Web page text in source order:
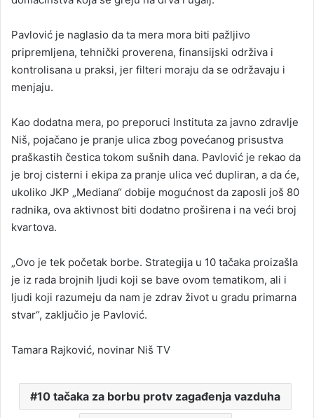
Pavlović je naglasio da ta mera mora biti pažljivo
pripremljena, tehnički proverena, finansijski održiva i
kontrolisana u praksi, jer filteri moraju da se održavaju i
menjaju.
Kao dodatna mera, po preporuci Instituta za javno zdravlje
Niš, pojačano je pranje ulica zbog povećanog prisustva
praškastih čestica tokom sušnih dana. Pavlović je rekao da
je broj cisterni i ekipa za pranje ulica već dupliran, a da će,
ukoliko JKP „Mediana“ dobije mogućnost da zaposli još 80
radnika, ova aktivnost biti dodatno proširena i na veći broj
kvartova.
„Ovo je tek početak borbe. Strategija u 10 tačaka proizašla
je iz rada brojnih ljudi koji se bave ovom tematikom, ali i
ljudi koji razumeju da nam je zdrav život u gradu primarna
stvar“, zaključio je Pavlović.
Tamara Rajković, novinar Niš TV
10 tačaka za borbu protv zagađenja vazduha